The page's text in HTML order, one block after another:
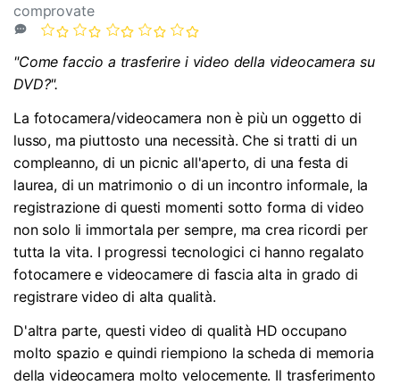
Recupero Foto
Riparazione Video
Trasferisci Whatsapp
Aggiornamento iOS
Location Tracker
comprovate
"Come faccio a trasferire i video della videocamera su
DVD?".
La fotocamera/videocamera non è più un oggetto di
lusso, ma piuttosto una necessità. Che si tratti di un
compleanno, di un picnic all'aperto, di una festa di
laurea, di un matrimonio o di un incontro informale, la
registrazione di questi momenti sotto forma di video
non solo li immortala per sempre, ma crea ricordi per
tutta la vita. I progressi tecnologici ci hanno regalato
fotocamere e videocamere di fascia alta in grado di
registrare video di alta qualità.
D'altra parte, questi video di qualità HD occupano
molto spazio e quindi riempiono la scheda di memoria
della videocamera molto velocemente. Il trasferimento